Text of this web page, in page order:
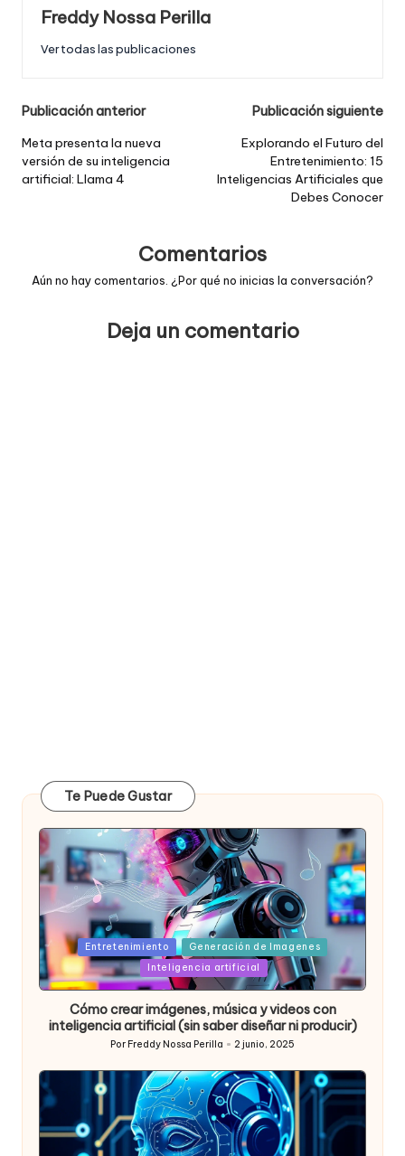
Freddy Nossa Perilla
Ver todas las publicaciones
Post
navigation
Publicación anterior
Meta presenta la nueva
versión de su inteligencia
artificial: Llama 4
Publicación siguiente
Explorando el Futuro del
Entretenimiento: 15
Inteligencias Artificiales que
Debes Conocer
Comentarios
Aún no hay comentarios. ¿Por qué no inicias la conversación?
Deja un comentario
Te Puede Gustar
Posted
in
Entretenimiento
Generación de Imagenes
Inteligencia artificial
Cómo crear imágenes, música y videos con
inteligencia artificial (sin saber diseñar ni producir)
Publicado
por
Por Freddy Nossa Perilla 2 junio, 2025